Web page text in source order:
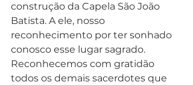
construção da Capela São João
Batista. A ele, nosso
reconhecimento por ter sonhado
conosco esse lugar sagrado.
Reconhecemos com gratidão
todos os demais sacerdotes que